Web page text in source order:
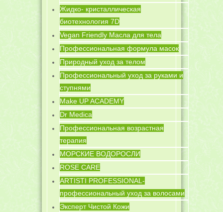
Жидко- кристаллическая
биотехнология 7D
Vegan Friendly Масла для тела
Профессиональная формула масок
Природный уход за телом
Профессиональный уход за руками и
ступнями
Make UP ACADEMY
Dr Medica
Профессиональная возрастная
терапия
МОРСКИЕ ВОДОРОСЛИ
ROSE CARE
ARTISTI PROFESSIONAL-
профессиональный уход за волосами
Эксперт Чистой Кожи